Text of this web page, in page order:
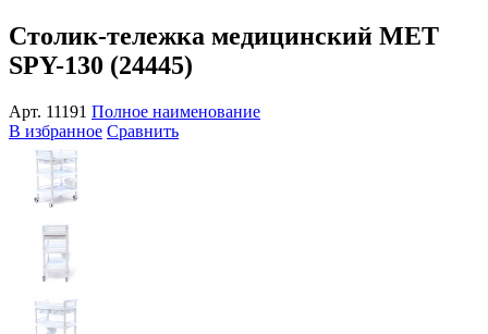
Столик-тележка медицинский МЕТ
SPY-130 (24445)
Арт. 11191 Полное наименование
В избранное Сравнить